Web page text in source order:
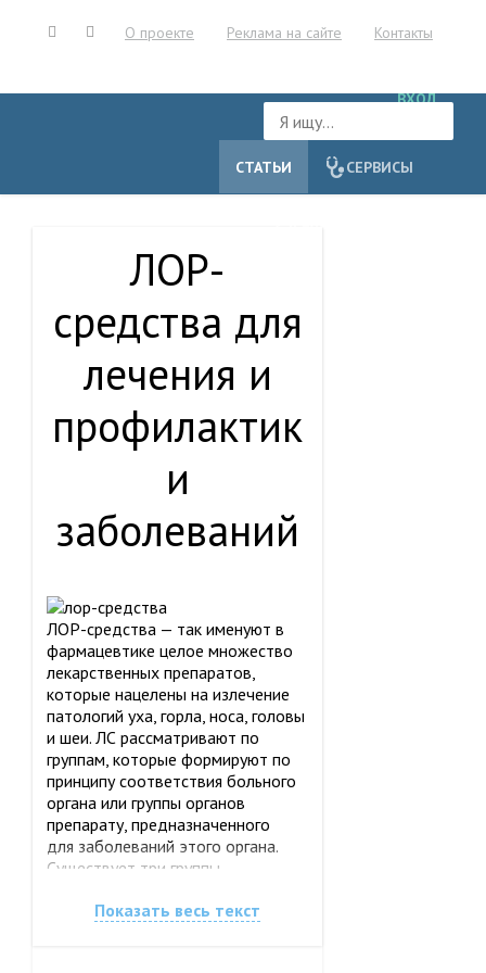
О проекте Реклама на сайте Контакты
ВХОД
СТАТЬИ СЕРВИСЫ
ЛОР-
средства для
лечения и
профилактик
и
заболеваний
ЛОР-средства — так именуют в
фармацевтике целое множество
лекарственных препаратов,
которые нацелены на излечение
патологий уха, горла, носа, головы
и шеи. ЛС рассматривают по
группам, которые формируют по
принципу соответствия больного
органа или группы органов
препарату, предназначенного
для заболеваний этого органа.
Существует три группы
Нос и околоносовые пазухи.
Показать весь текст